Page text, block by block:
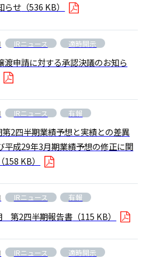
らせ （536 KB）
IRニュース 適時開示
渡申請に対する承認決議のお知ら
IRニュース 有報
2四半期業績予想と実績との差異
平成29年3月期業績予想の修正に関
（158 KB）
IRニュース 有報
第2四半期報告書 （115 KB）
IRニュース
適時開示